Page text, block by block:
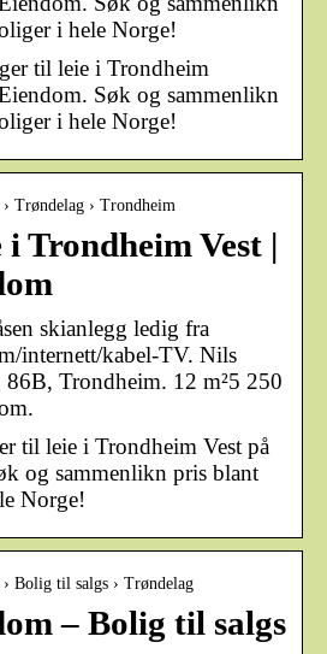
i hele Norge!
til leie i Trondheim
Søk og sammenlikn
i hele Norge!
Trøndelag › Trondheim
Trondheim Vest |
skianlegg ledig fra
internett/kabel-TV. Nils
Trondheim. 12 m²5 250
til leie i Trondheim Vest på
og sammenlikn pris blant
Norge!
Bolig til salgs › Trøndelag
– Bolig til salgs